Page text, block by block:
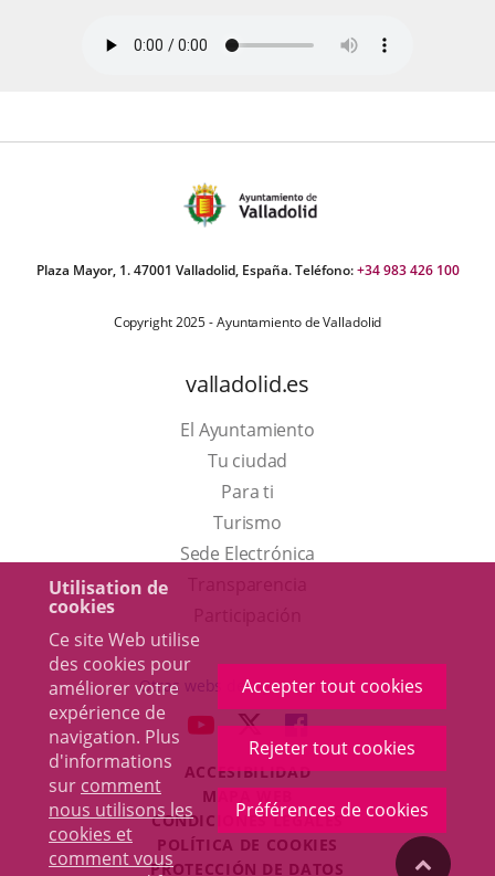
Utilisation de
cookies
Ce site Web utilise
des cookies pour
améliorer votre
expérience de
navigation. Plus
d'informations
sur comment
nous utilisons les
cookies et
comment vous
Accepter tout cookies
Rejeter tout cookies
Préférences de cookies
Plaza Mayor, 1. 47001 Valladolid, España. Teléfono:+34 983 426 100
Copyright 2025 - Ayuntamiento de Valladolid
valladolid.es
El Ayuntamiento
Tu ciudad
Para ti
TurismoEste
enlace
una
ventana
nueva.
Sede Electrónica
externa.
Otras webs del ayuntamiento
ENLACE
UNA
APLICACIÓN
EXTERNA.
ENLACE
A
UNA
APLICACIÓN
EXTERNA.
ENLACE
A
UNA
APLICACIÓN
EXTERNA.
ACCESIBILIDAD
MAPA WEB
CONDICIONES LEGALES
POLÍTICA DE COOKIES
PROTECCIÓN DE DATOS
"Volver